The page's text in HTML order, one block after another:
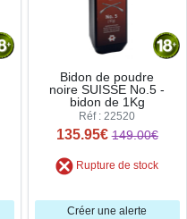
Bidon de poudre
noire SUISSE No.5 -
bidon de 1Kg
Réf : 22520
135.95€ 149.00€
Rupture de stock
Créer une alerte